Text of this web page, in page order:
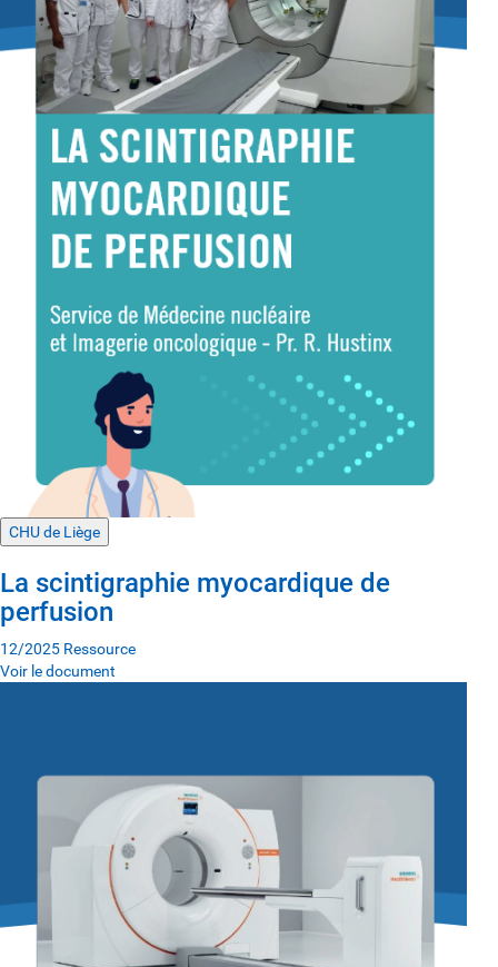
CHU de Liège
La scintigraphie myocardique de
perfusion
12/2025 Ressource
Voir le document